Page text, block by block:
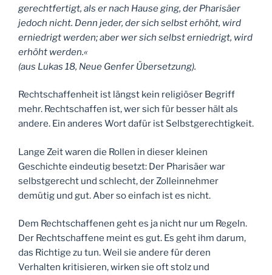
gerechtfertigt, als er nach Hause ging, der Pharisäer
jedoch nicht. Denn jeder, der sich selbst erhöht, wird
erniedrigt werden; aber wer sich selbst erniedrigt, wird
erhöht werden.«
(aus Lukas 18, Neue Genfer Übersetzung).
Rechtschaffenheit ist längst kein religiöser Begriff
mehr. Rechtschaffen ist, wer sich für besser hält als
andere. Ein anderes Wort dafür ist Selbstgerechtigkeit.
Lange Zeit waren die Rollen in dieser kleinen
Geschichte eindeutig besetzt: Der Pharisäer war
selbstgerecht und schlecht, der Zolleinnehmer
demütig und gut. Aber so einfach ist es nicht.
Dem Rechtschaffenen geht es ja nicht nur um Regeln.
Der Rechtschaffene meint es gut. Es geht ihm darum,
das Richtige zu tun. Weil sie andere für deren
Verhalten kritisieren, wirken sie oft stolz und